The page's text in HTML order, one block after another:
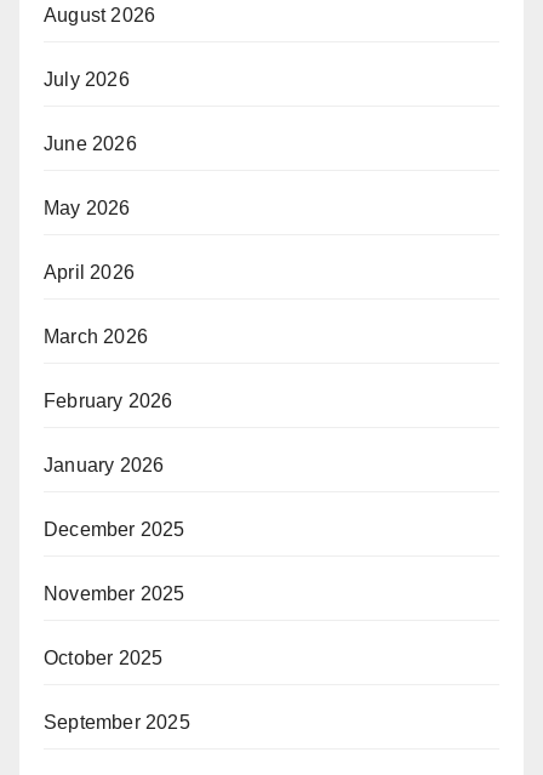
August 2026
July 2026
June 2026
May 2026
April 2026
March 2026
February 2026
January 2026
December 2025
November 2025
October 2025
September 2025